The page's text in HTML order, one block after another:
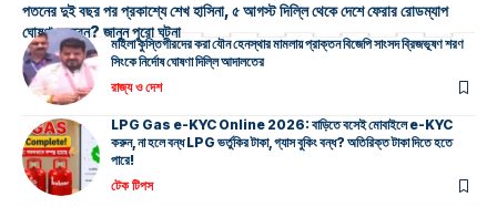
পতনের দুই বছর পর প্রকাশ্যে শেখ হাসিনা, ৫ আগস্ট দিল্লি থেকে দেশে ফেরার রোডম্যাপ
ঘোষণা করবেন? জানুন পুরো ঘটনা
মহিলা কুস্তিগীরদের করা যৌন হেনস্থার মামলায় প্রাক্তন বিজেপি সাংসদ ব্রিজভূষণ শরণ
সিংকে নির্দোষ ঘোষণা দিল্লি আদালতের
রাজ্য ও দেশ
LPG Gas e-KYC Online 2026: বাড়িতে বসেই মোবাইলে e-KYC
করুন, না হলে বন্ধ LPG ভর্তুকির টাকা, গ্যাস বুকিং বন্ধ? অতিরিক্ত টাকা দিতে হতে
পারে!
টেক টিপস